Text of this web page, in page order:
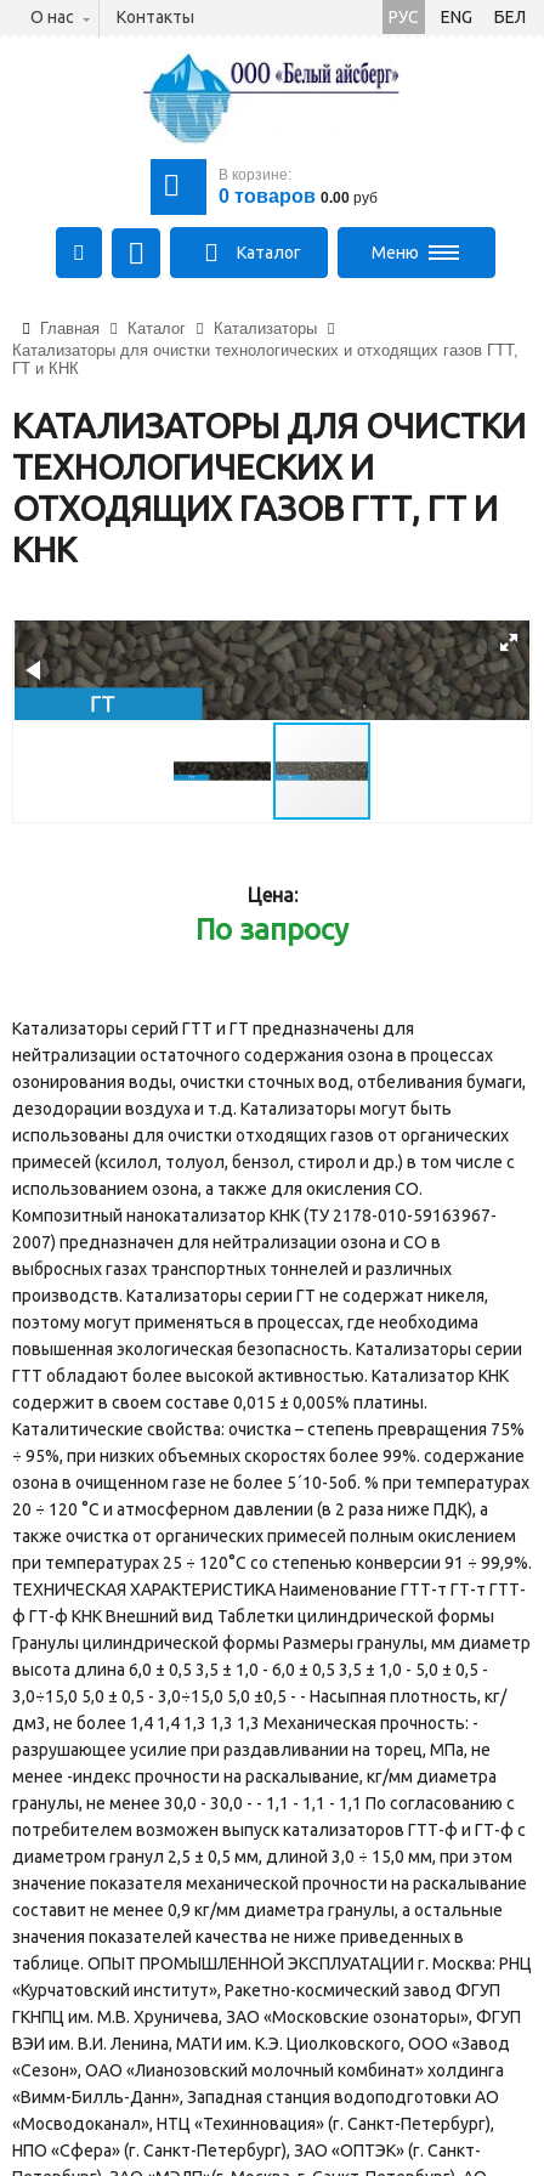
О нас Контакты РУС ENG БЕЛ
В корзине:
0 товаров 0.00 руб
+375 (29) 710-23-43
Каталог Меню
Главная Каталог
Катализаторы
Катализаторы для очистки технологических и отходящих газов ГТТ,
ГТ и КНК
КАТАЛИЗАТОРЫ ДЛЯ ОЧИСТКИ
ТЕХНОЛОГИЧЕСКИХ И
ОТХОДЯЩИХ ГАЗОВ ГТТ, ГТ И
КНК
Цена:
По запросу
Катализаторы серий ГТТ и ГТ предназначены для
нейтрализации остаточного содержания озона в процессах
озонирования воды, очистки сточных вод, отбеливания бумаги,
дезодорации воздуха и т.д. Катализаторы могут быть
использованы для очистки отходящих газов от органических
примесей (ксилол, толуол, бензол, стирол и др.) в том числе с
использованием озона, а также для окисления СО.
Композитный нанокатализатор КНК (ТУ 2178-010-59163967-
2007) предназначен для нейтрализации озона и СО в
выбросных газах транспортных тоннелей и различных
производств. Катализаторы серии ГТ не содержат никеля,
поэтому могут применяться в процессах, где необходима
повышенная экологическая безопасность. Катализаторы серии
ГТТ обладают более высокой активностью. Катализатор КНК
содержит в своем составе 0,015 ± 0,005% платины.
Каталитические свойства: очистка – степень превращения 75%
÷ 95%, при низких объемных скоростях более 99%. содержание
озона в очищенном газе не более 5´10-5об. % при температурах
20 ÷ 120 °С и атмосферном давлении (в 2 раза ниже ПДК), а
также очистка от органических примесей полным окислением
при температурах 25 ÷ 120°С со степенью конверсии 91 ÷ 99,9%.
ТЕХНИЧЕСКАЯ ХАРАКТЕРИСТИКА Наименование ГТТ-т ГТ-т ГТТ-
ф ГТ-ф КНК Внешний вид Таблетки цилиндрической формы
Гранулы цилиндрической формы Размеры гранулы, мм диаметр
высота длина 6,0 ± 0,5 3,5 ± 1,0 - 6,0 ± 0,5 3,5 ± 1,0 - 5,0 ± 0,5 -
3,0÷15,0 5,0 ± 0,5 - 3,0÷15,0 5,0 ±0,5 - - Насыпная плотность, кг/
дм3, не более 1,4 1,4 1,3 1,3 1,3 Механическая прочность: -
разрушающее усилие при раздавливании на торец, МПа, не
менее -индекс прочности на раскалывание, кг/мм диаметра
гранулы, не менее 30,0 - 30,0 - - 1,1 - 1,1 - 1,1 По согласованию с
потребителем возможен выпуск катализаторов ГТТ-ф и ГТ-ф с
диаметром гранул 2,5 ± 0,5 мм, длиной 3,0 ÷ 15,0 мм, при этом
значение показателя механической прочности на раскалывание
составит не менее 0,9 кг/мм диаметра гранулы, а остальные
значения показателей качества не ниже приведенных в
таблице. ОПЫТ ПРОМЫШЛЕННОЙ ЭКСПЛУАТАЦИИ г. Москва: РНЦ
«Курчатовский институт», Ракетно-космический завод ФГУП
ГКНПЦ им. М.В. Хруничева, ЗАО «Московские озонаторы», ФГУП
ВЭИ им. В.И. Ленина, МАТИ им. К.Э. Циолковского, ООО «Завод
«Сезон», ОАО «Лианозовский молочный комбинат» холдинга
«Вимм-Билль-Данн», Западная станция водоподготовки АО
«Мосводоканал», НТЦ «Техинновация» (г. Санкт-Петербург),
НПО «Сфера» (г. Санкт-Петербург), ЗАО «ОПТЭК» (г. Санкт-